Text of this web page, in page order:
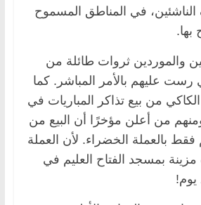
الناشئين، في المناطق المسموح
بها.
والموردين ثروات طائلة من
رست عليهم بالأمر المباشر. كما
من بيع تذاكر المباريات في
من أعلن مؤخرًا أن البيع من
بالعملة الخضراء. لأن العملة
بمسجد الفتاح العليم في
يوم!